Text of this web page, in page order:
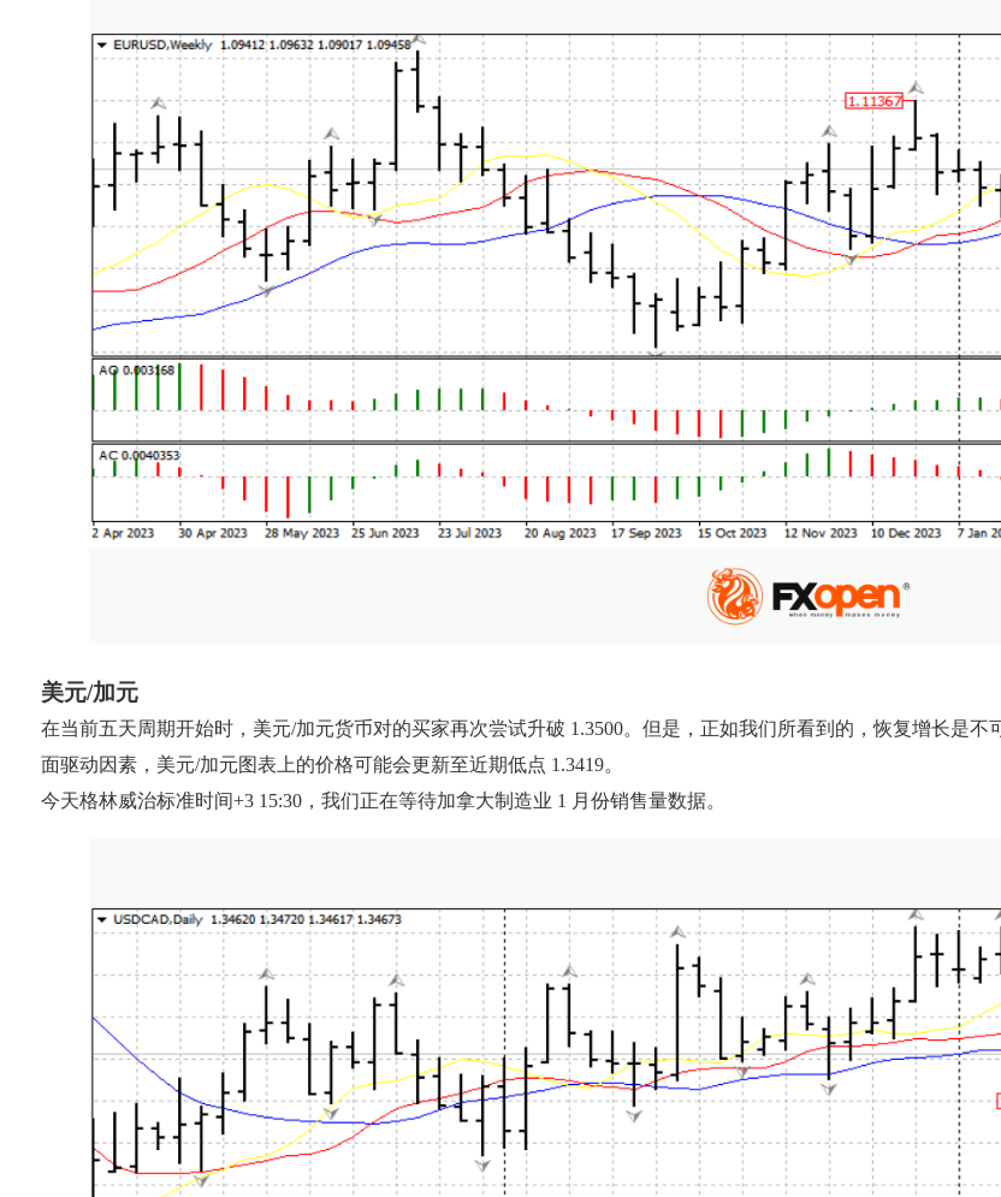
美元/加元
在当前五天周期开始时，美元/加元货币对的买家再次尝试升破 1.3500。但是，正如我们所看到的，恢复增长是
面驱动因素，美元/加元图表上的价格可能会更新至近期低点 1.3419。
今天格林威治标准时间+3 15:30，我们正在等待加拿大制造业 1 月份销售量数据。